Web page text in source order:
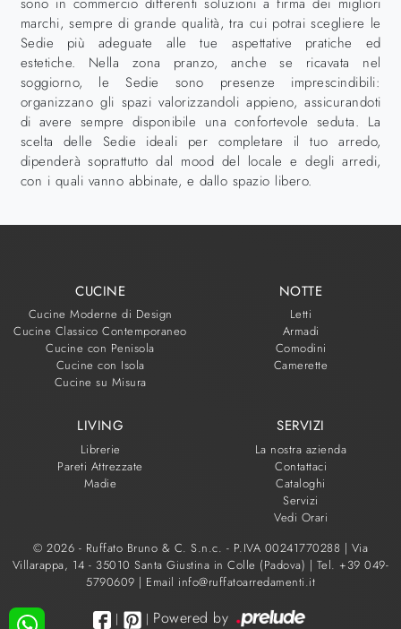
marchi, sempre di grande qualità, tra cui potrai scegliere le
Sedie più adeguate alle tue aspettative pratiche ed
estetiche. Nella zona pranzo, anche se ricavata nel
soggiorno, le Sedie sono presenze imprescindibili:
organizzano gli spazi valorizzandoli appieno, assicurandoti
di avere sempre disponibile una confortevole seduta. La
scelta delle Sedie ideali per completare il tuo arredo,
dipenderà soprattutto dal mood del locale e degli arredi,
con i quali vanno abbinate, e dallo spazio libero.
CUCINE
Cucine Moderne di Design
Cucine Classico Contemporaneo
Cucine con Penisola
Cucine con Isola
Cucine su Misura
NOTTE
Letti
Armadi
Comodini
Camerette
LIVING
Librerie
Pareti Attrezzate
Madie
SERVIZI
La nostra azienda
Contattaci
Cataloghi
Servizi
Vedi Orari
© 2026 - Ruffato Bruno & C. S.n.c. - P.IVA 00241770288 | Via
Villarappa, 14 - 35010 Santa Giustina in Colle (Padova) | Tel. +39 049-
5790609 | Email info@ruffatoarredamenti.it
| | Powered by